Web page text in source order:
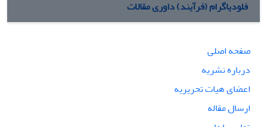
فلودیاگرام (فرآیند) داوری مقالات
صفحه اصلی
درباره نشریه
اعضای هیات تحریریه
ارسال مقاله